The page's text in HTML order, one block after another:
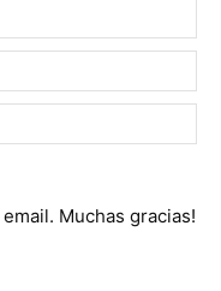
Muchas gracias!